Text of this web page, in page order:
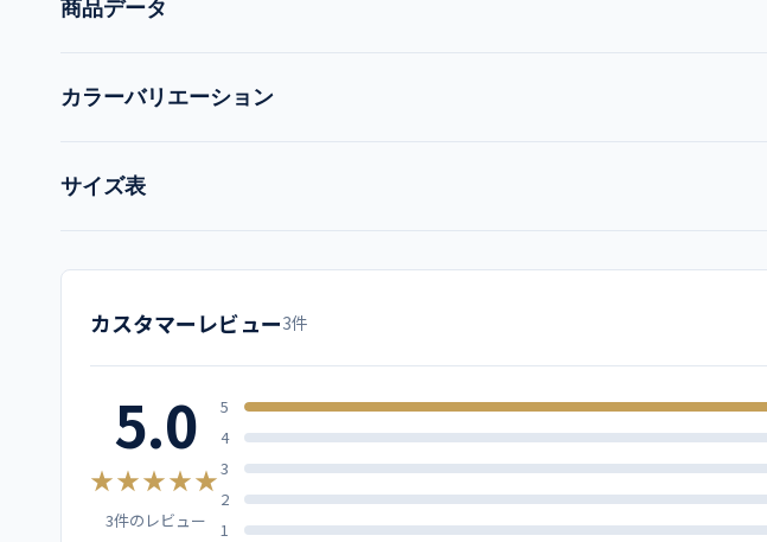
商品データ
メーカー ミズノ
ソフトトロピカル ポリエステル100
機能
カラーバリエーション
現在: オレンジ
ン
サイズ表
サイズ 肩幅 胸囲
SS
43 102
45 108
L 47 114
カスタマーレビュー3件
5.0
★★★★★
3件のレビュー
5
4
3
2
1